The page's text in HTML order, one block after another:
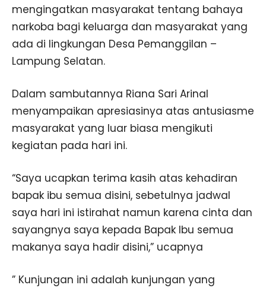
mengingatkan masyarakat tentang bahaya
narkoba bagi keluarga dan masyarakat yang
ada di lingkungan Desa Pemanggilan –
Lampung Selatan.
Dalam sambutannya Riana Sari Arinal
menyampaikan apresiasinya atas antusiasme
masyarakat yang luar biasa mengikuti
kegiatan pada hari ini.
“Saya ucapkan terima kasih atas kehadiran
bapak ibu semua disini, sebetulnya jadwal
saya hari ini istirahat namun karena cinta dan
sayangnya saya kepada Bapak Ibu semua
makanya saya hadir disini,” ucapnya
” Kunjungan ini adalah kunjungan yang